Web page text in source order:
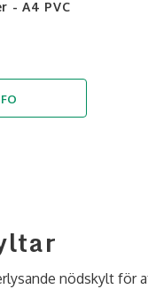
- A4 PVC
nödskylt för